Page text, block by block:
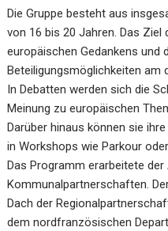
Die Gruppe besteht aus
von 16 bis 20 Jahren. Das
europäischen Gedankens und
Beteiligungsmöglichkeiten am
In Debatten werden sich die
Meinung zu europäischen
Darüber hinaus können sie
in Workshops wie Parkour
Das Programm erarbeitete
Kommunalpartnerschaften.
Dach der
dem nordfranzösischen